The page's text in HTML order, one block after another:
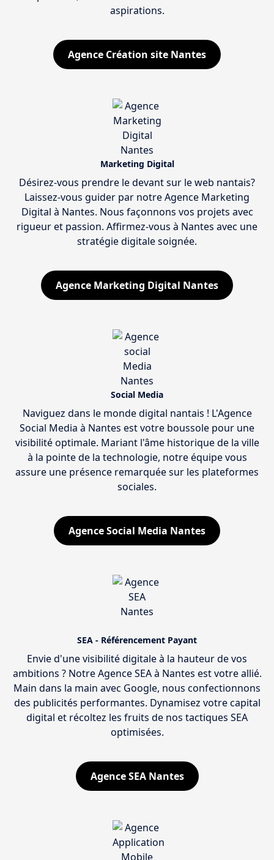
aspirations.
Agence Création site Nantes
Marketing Digital
Désirez-vous prendre le devant sur le web nantais?
Laissez-vous guider par notre Agence Marketing
Digital à Nantes. Nous façonnons vos projets avec
rigueur et passion. Affirmez-vous à Nantes avec une
stratégie digitale soignée.
Agence Marketing Digital Nantes
Social Media
Naviguez dans le monde digital nantais ! L'Agence
Social Media à Nantes est votre boussole pour une
visibilité optimale. Mariant l'âme historique de la ville
à la pointe de la technologie, notre équipe vous
assure une présence remarquée sur les plateformes
sociales.
Agence Social Media Nantes
SEA - Référencement Payant
Envie d'une visibilité digitale à la hauteur de vos
ambitions ? Notre Agence SEA à Nantes est votre allié.
Main dans la main avec Google, nous confectionnons
des publicités performantes. Dynamisez votre capital
digital et récoltez les fruits de nos tactiques SEA
optimisées.
Agence SEA Nantes